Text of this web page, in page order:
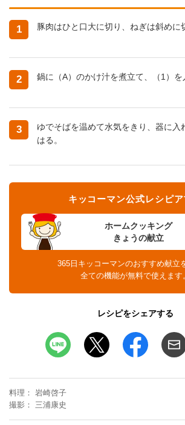
1 豚肉はひと口大に切り、ねぎは斜めに
2 鍋に（A）のかけ汁を煮立て、（1）を
3
ゆでそばを温めて水気をきり、器に入
はる。
ホームクッキング
きょうの献立
キッコーマン公式レシピア
365日キッコーマンのおすすめ献立
全ての機能が無料で使えます
レシピをシェアする
料理
岩崎啓子
撮影
三浦康史